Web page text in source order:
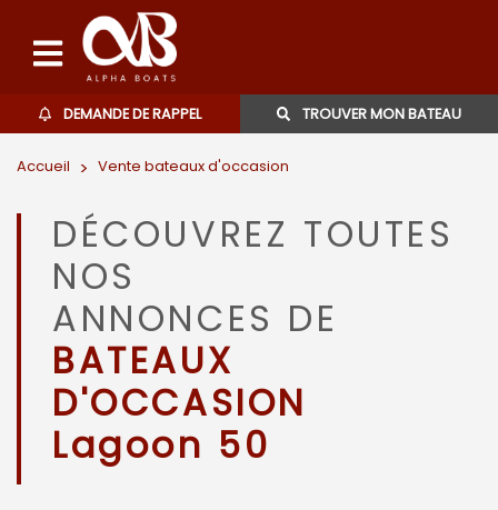
Bateaux d'occasions
L'agence
Contact
06 27 07 57 11
DEMANDE DE RAPPEL TROUVER MON BATEAU
Accueil > Vente bateaux d'occasion
DÉCOUVREZ TOUTES
NOS
ANNONCES DE
BATEAUX
D'OCCASION
Lagoon 50